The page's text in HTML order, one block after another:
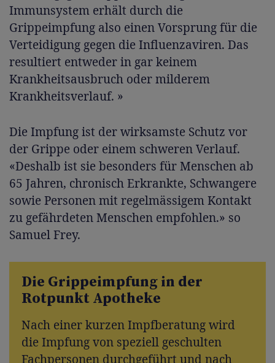
Immunsystem erhält durch die
Grippeimpfung also einen Vorsprung für die
Verteidigung gegen die Influenzaviren. Das
resultiert entweder in gar keinem
Krankheitsausbruch oder milderem
Krankheitsverlauf. »
Die Impfung ist der wirksamste Schutz vor
der Grippe oder einem schweren Verlauf.
«Deshalb ist sie besonders für Menschen ab
65 Jahren, chronisch Erkrankte, Schwangere
sowie Personen mit regelmässigem Kontakt
zu gefährdeten Menschen empfohlen.» so
Samuel Frey.
Die Grippeimpfung in der
Rotpunkt Apotheke
Nach einer kurzen Impfberatung wird
die Impfung von speziell geschulten
Fachpersonen durchgeführt und nach